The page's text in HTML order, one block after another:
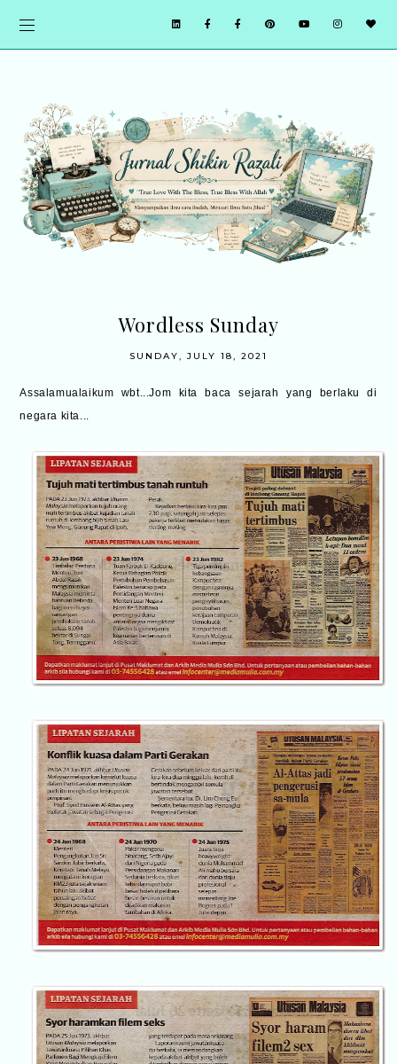
Wordless Sunday
SUNDAY, JULY 18, 2021
Assalamualaikum wbt...Jom kita baca sejarah yang berlaku di
negara kita...